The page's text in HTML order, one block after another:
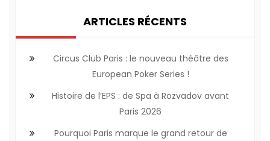
ARTICLES RÉCENTS
Circus Club Paris : le nouveau théâtre des
European Poker Series !
Histoire de l’EPS : de Spa à Rozvadov avant
Paris 2026
Pourquoi Paris marque le grand retour de